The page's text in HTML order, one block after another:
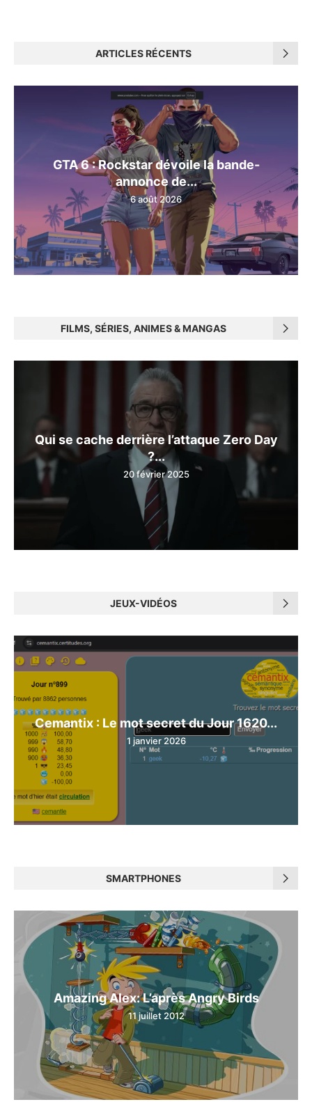
ARTICLES RÉCENTS
GTA 6 : Rockstar dévoile la bande-
annonce de...
6 août 2026
FILMS, SÉRIES, ANIMES & MANGAS
Qui se cache derrière l’attaque Zero Day
?...
20 février 2025
JEUX-VIDÉOS
Cemantix : Le mot secret du Jour 1620...
1 janvier 2026
SMARTPHONES
Amazing Alex: L’après Angry Birds
11 juillet 2012